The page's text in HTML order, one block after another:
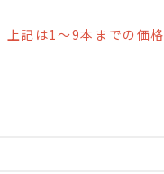
記は1～9本までの価格